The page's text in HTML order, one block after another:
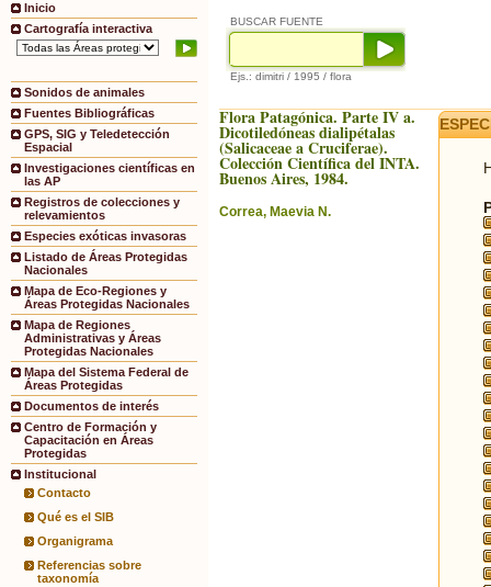
Inicio
Cartografía interactiva
Sonidos de animales
Fuentes Bibliográficas
GPS, SIG y Teledetección
Espacial
Investigaciones científicas en
las AP
Registros de colecciones y
relevamientos
Especies exóticas invasoras
Listado de Áreas Protegidas
Nacionales
Mapa de Eco-Regiones y
Áreas Protegidas Nacionales
Mapa de Regiones
Administrativas y Áreas
Protegidas Nacionales
Mapa del Sistema Federal de
Áreas Protegidas
Documentos de interés
Centro de Formación y
Capacitación en Áreas
Protegidas
Institucional
Contacto
Qué es el SIB
Organigrama
Referencias sobre
taxonomía
BUSCAR FUENTE
Ejs.: dimitri / 1995 / flora
Flora Patagónica. Parte IV a.
Dicotiledóneas dialipétalas
(Salicaceae a Cruciferae).
Colección Científica del INTA.
Buenos Aires, 1984.
Correa, Maevia N.